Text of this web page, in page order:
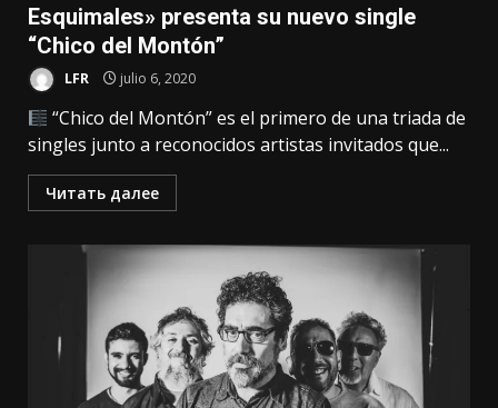
Esquimales» presenta su nuevo single
“Chico del Montón”
LFR julio 6, 2020
“Chico del Montón” es el primero de una triada de
singles junto a reconocidos artistas invitados que...
Читать далее